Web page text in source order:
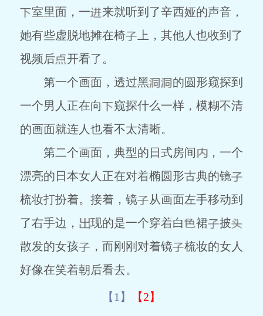
室里面，一
来就听到了辛西娅的声音，
她有些虚脱地摊在椅
上，其他人也收到了
视频后
开看了。
第一个画面，透过黑
的圆形窥探到
一个男人正在向
窥探什么一样，模糊不清
的画面就连人也看不太清晰。
第二个画面，典型的日式房间
，一个
漂亮的日本女人正在对着椭圆形古典的镜
梳妆打扮着。接着，镜
从画面左手移动到
了右手边，
现的是一个穿着白 裙
披
散发的女孩
，而刚刚对着镜
梳妆的女人
好像在笑着朝后看去。
【1】 【2】